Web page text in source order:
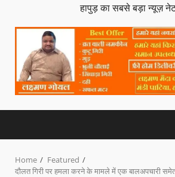
हापुड़ का सबसे बड़ा न्यूज़
Home
Featured
दौलत गिरी पर हमला करने के मामले में एक बालअपचारी समेत